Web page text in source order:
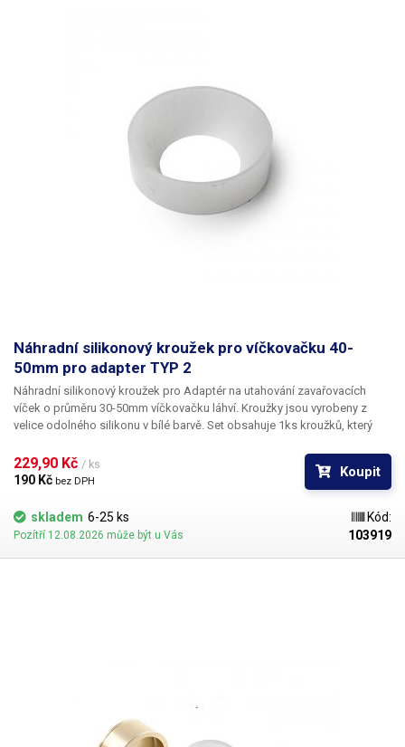
Náhradní silikonový kroužek pro víčkovačku 40-
50mm pro adapter TYP 2
Náhradní silikonový kroužek pro Adaptér na utahování zavařovacích
víček o průměru 30-50mm víčkovačku láhví. Kroužky jsou vyrobeny z
velice odolného silikonu v bílé barvě. Set obsahuje 1ks kroužků, který
229,90 Kč / ks
190 Kč bez DPH
Koupit
skladem 6-25 ks
Pozítří 12.08.2026 může být u Vás
Kód:
103919